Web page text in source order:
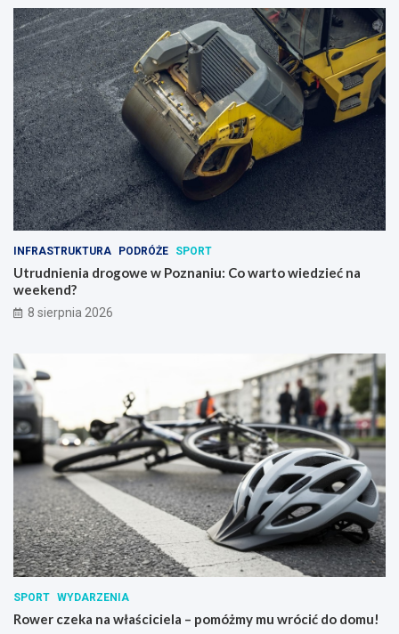
INFRASTRUKTURA PODRÓŻE SPORT
Utrudnienia drogowe w Poznaniu: Co warto wiedzieć na
weekend?
8 sierpnia 2026
SPORT WYDARZENIA
Rower czeka na właściciela – pomóżmy mu wrócić do domu!